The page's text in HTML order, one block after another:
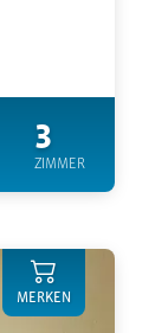
3
ZIMMER
MERKEN